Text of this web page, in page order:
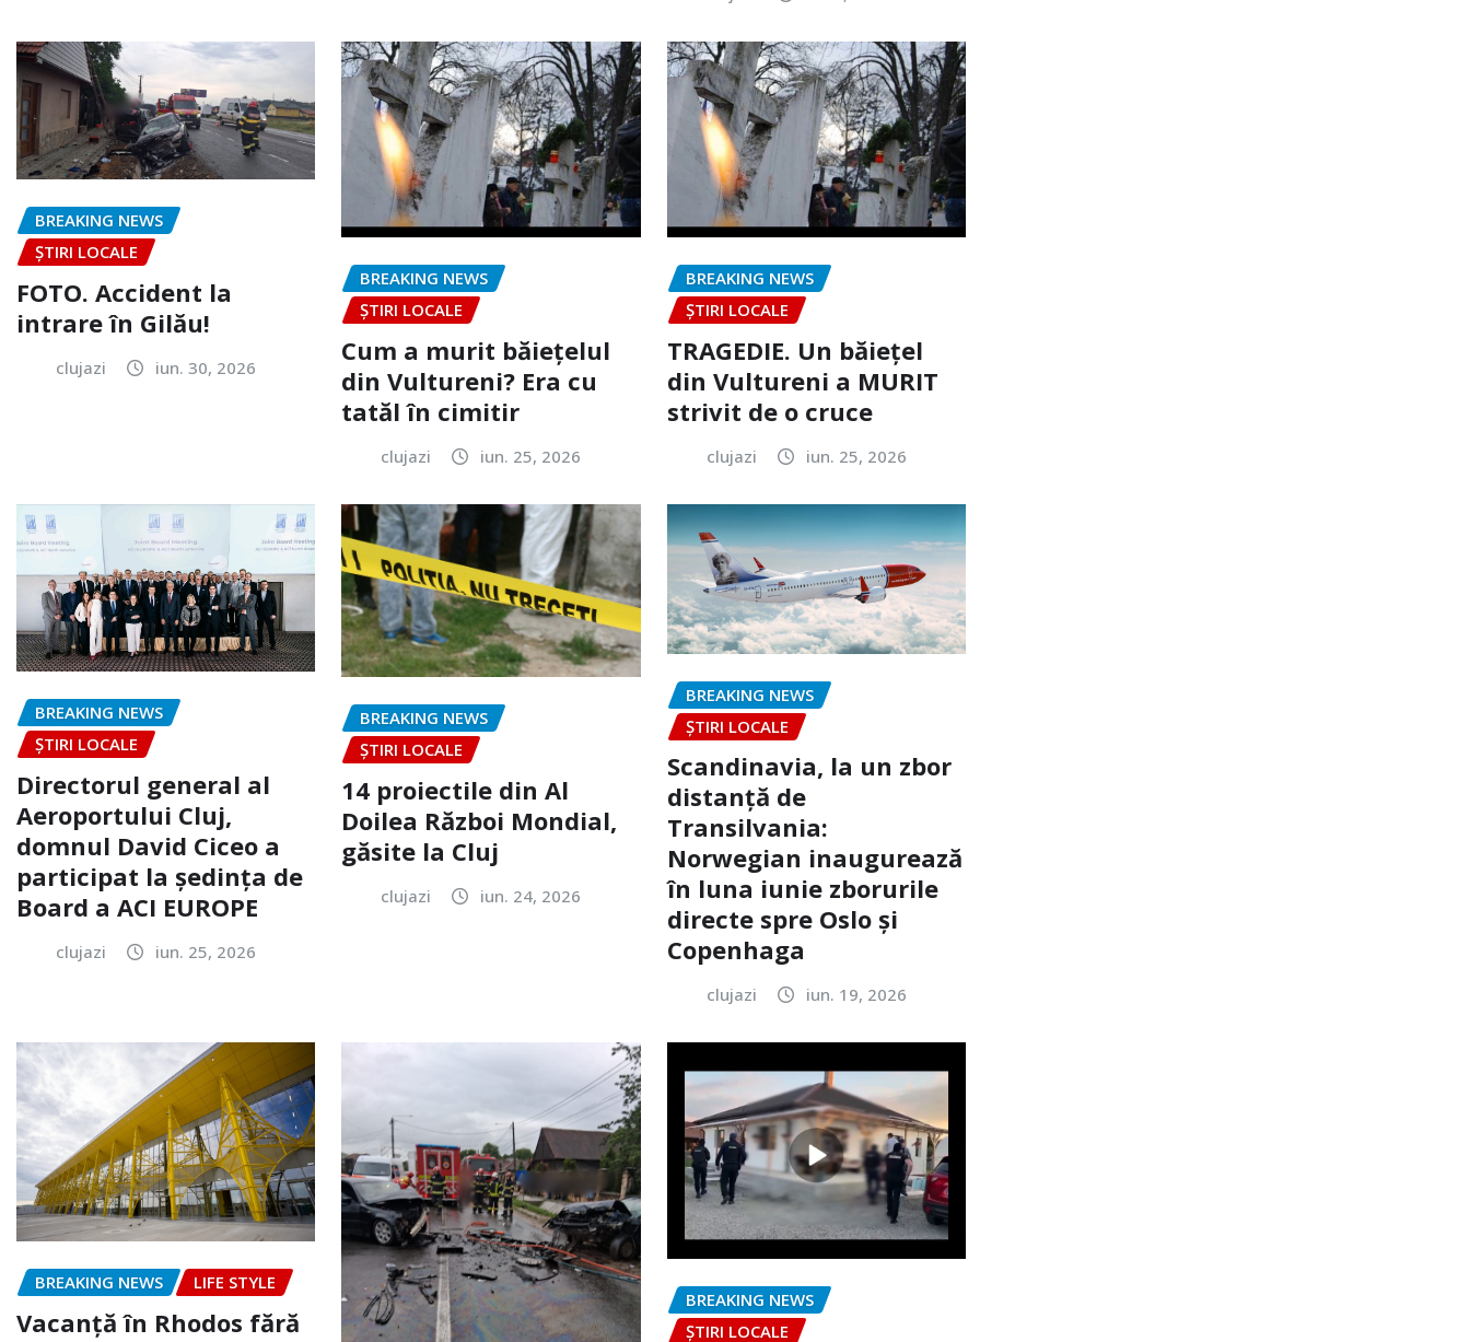
BREAKING NEWS
ȘTIRI LOCALE
FOTO. Accident la
intrare în Gilău!
clujazi iun. 30, 2026
BREAKING NEWS
ȘTIRI LOCALE
Cum a murit băiețelul
din Vultureni? Era cu
tatăl în cimitir
clujazi iun. 25, 2026
BREAKING NEWS
ȘTIRI LOCALE
TRAGEDIE. Un băiețel
din Vultureni a MURIT
strivit de o cruce
clujazi iun. 25, 2026
BREAKING NEWS
ȘTIRI LOCALE
Directorul general al
Aeroportului Cluj,
domnul David Ciceo a
participat la ședința de
Board a ACI EUROPE
clujazi iun. 25, 2026
BREAKING NEWS
ȘTIRI LOCALE
14 proiectile din Al
Doilea Război Mondial,
găsite la Cluj
clujazi iun. 24, 2026
BREAKING NEWS
ȘTIRI LOCALE
Scandinavia, la un zbor
distanță de
Transilvania:
Norwegian inaugurează
în luna iunie zborurile
directe spre Oslo și
Copenhaga
clujazi iun. 19, 2026
BREAKING NEWS LIFE STYLE
Vacanță în Rhodos fără
BREAKING NEWS
ȘTIRI LOCALE